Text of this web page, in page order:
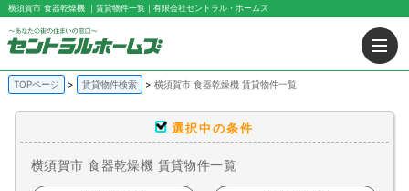
横須賀市 食器乾燥機 ｜賃貸物件一覧｜有限会社セントラル・ホームズ
TOPページ 賃貸物件検索 横須賀市 食器乾燥機 賃貸物件一覧
選択中の条件
横須賀市 食器乾燥機 賃貸物件一覧